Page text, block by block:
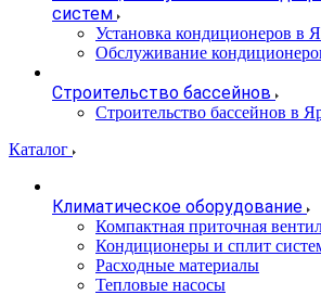
систем
Установка кондиционеров в
Обслуживание
Строительство бассейнов
Строительство бассейнов в
Каталог
Климатическое оборудование
Компактная приточная
Кондиционеры и сплит
Расходные материалы
Тепловые насосы